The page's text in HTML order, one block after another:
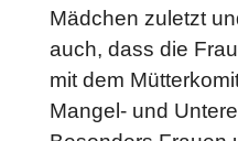
Mädchen zuletzt
auch, dass die
mit dem
Mangel- und